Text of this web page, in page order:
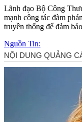
Lãnh đạo Bộ Công
mạnh công tác đàm
truyền thống để đảm
Nguồn Tin: